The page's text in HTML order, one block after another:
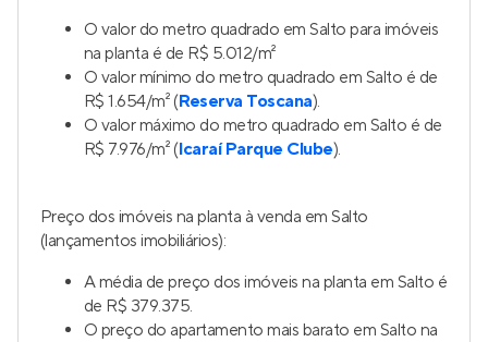
O valor do metro quadrado em Salto para imóveis
na planta é de R$ 5.012/m²
O valor mínimo do metro quadrado em Salto é de
R$ 1.654/m² (Reserva Toscana).
O valor máximo do metro quadrado em Salto é de
R$ 7.976/m² (Icaraí Parque Clube).
Preço dos imóveis na planta à venda em Salto
(lançamentos imobiliários):
A média de preço dos imóveis na planta em Salto é
de R$ 379.375.
O preço do apartamento mais barato em Salto na